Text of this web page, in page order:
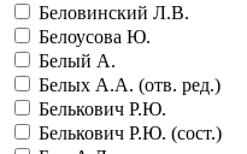
Беловинский Л.В.
Белоусова Ю.
Белый А.
Белых А.А. (отв. ред.)
Белькович Р.Ю.
Белькович Р.Ю. (сост.)